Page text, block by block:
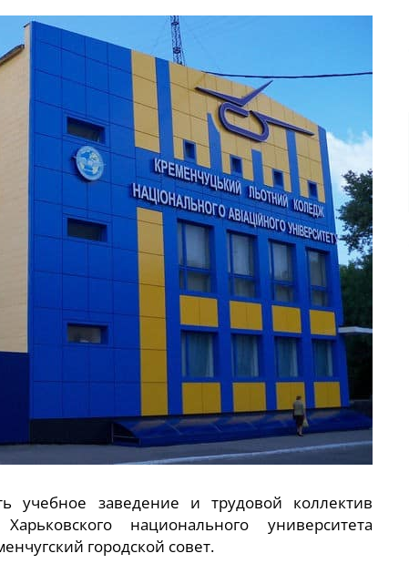
учебное заведение и трудовой коллектив
национального университета
городской совет.